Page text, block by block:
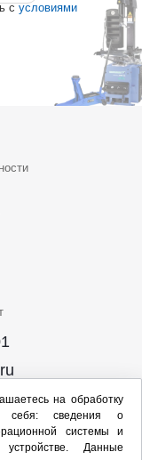
с условиями
120 на обработку
себя: сведения о
системы и
Данные